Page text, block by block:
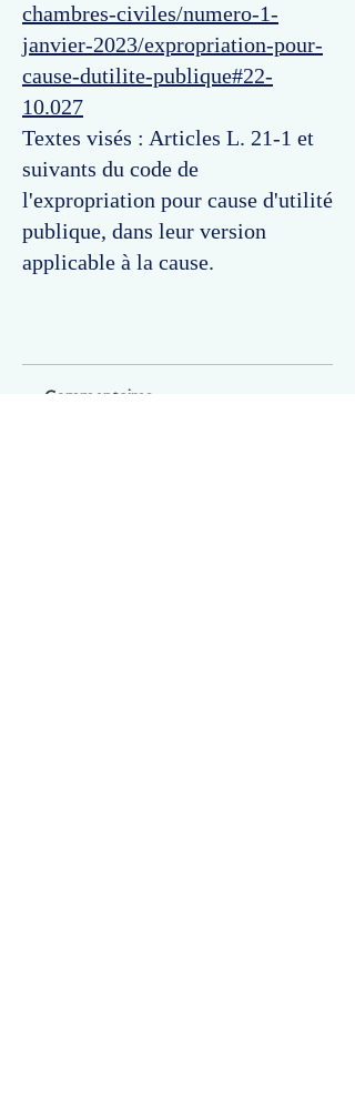
chambres-civiles/numero-1-
janvier-2023/expropriation-pour-
cause-dutilite-publique#22-
10.027
Textes visés : Articles L. 21-1 et
suivants du code de
l'expropriation pour cause d'utilité
publique, dans leur version
applicable à la cause.
Commentaires